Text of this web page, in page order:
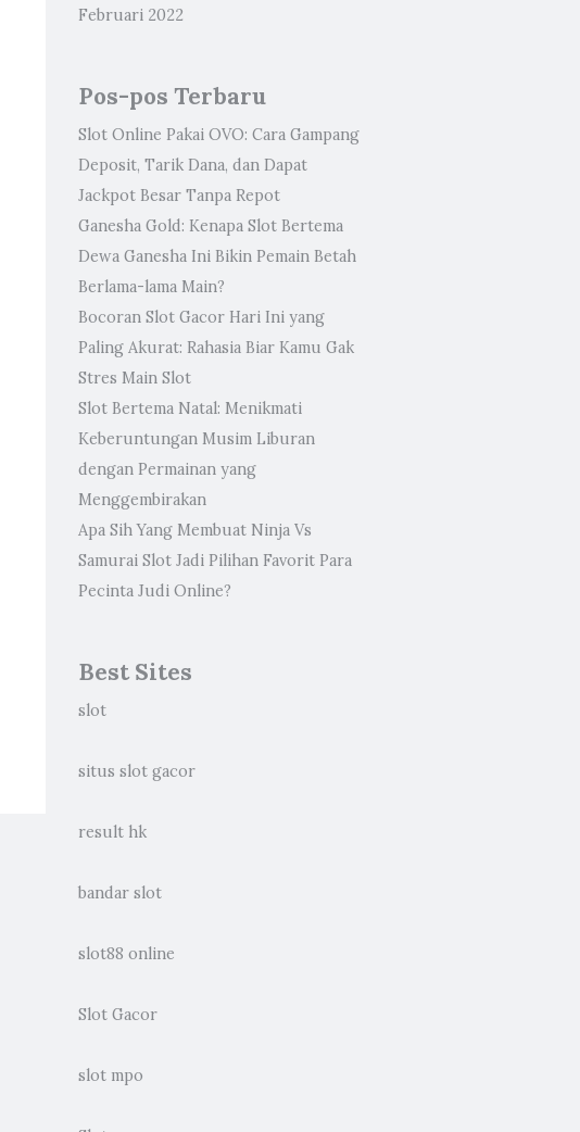
Februari 2022
Pos-pos Terbaru
Slot Online Pakai OVO: Cara Gampang
Deposit, Tarik Dana, dan Dapat
Jackpot Besar Tanpa Repot
Ganesha Gold: Kenapa Slot Bertema
Dewa Ganesha Ini Bikin Pemain Betah
Berlama-lama Main?
Bocoran Slot Gacor Hari Ini yang
Paling Akurat: Rahasia Biar Kamu Gak
Stres Main Slot
Slot Bertema Natal: Menikmati
Keberuntungan Musim Liburan
dengan Permainan yang
Menggembirakan
Apa Sih Yang Membuat Ninja Vs
Samurai Slot Jadi Pilihan Favorit Para
Pecinta Judi Online?
Best Sites
slot
situs slot gacor
result hk
bandar slot
slot88 online
Slot Gacor
slot mpo